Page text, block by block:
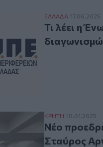
Τι λέει η
ΕΛΛAΔΑ 17.06.2025
Τι λέει η
Νέο προεδρείο
ΚΡΗΤΗ 10.01.2025
Νέο
Σταύρος